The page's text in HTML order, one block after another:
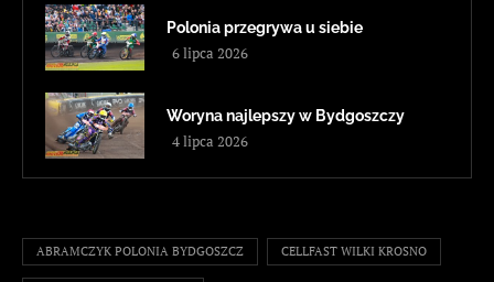
Polonia przegrywa u siebie
6 lipca 2026
Woryna najlepszy w Bydgoszczy
4 lipca 2026
ABRAMCZYK POLONIA BYDGOSZCZ CELLFAST WILKI KROSNO